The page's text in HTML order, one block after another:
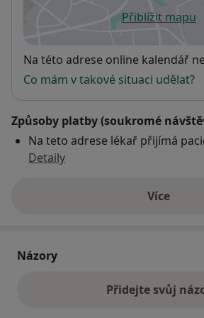
ČOS, každoročně 4x ročně krajský
Olomoucký oftalmologický den.
Členství ve významných odborných
organizacích: American Academy
člen, Česká oftalmologická
vitreoretinální společnost – člen
2016) člen výboru (2016 -dosud),
zkoušky bakalářského studijního
člen.
Přiblížit mapu
se
Dostupnost
Na této adrese online kalendář
Co mám v takové situaci udělat?
Způsoby platby (soukromé
Na teto adrese lékař přijímá
Detaily
Víceo adrese
Názory
Přidejte svůj